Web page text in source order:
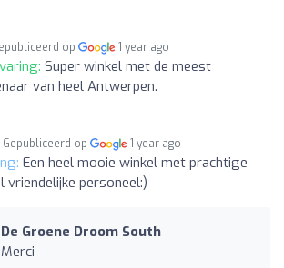
op 1 year ago
Super winkel met de meest
van heel Antwerpen.
Gepubliceerd op 1 year ago
Een heel mooie winkel met prachtige
vriendelijke personeel:)
De Groene Droom South
Merci